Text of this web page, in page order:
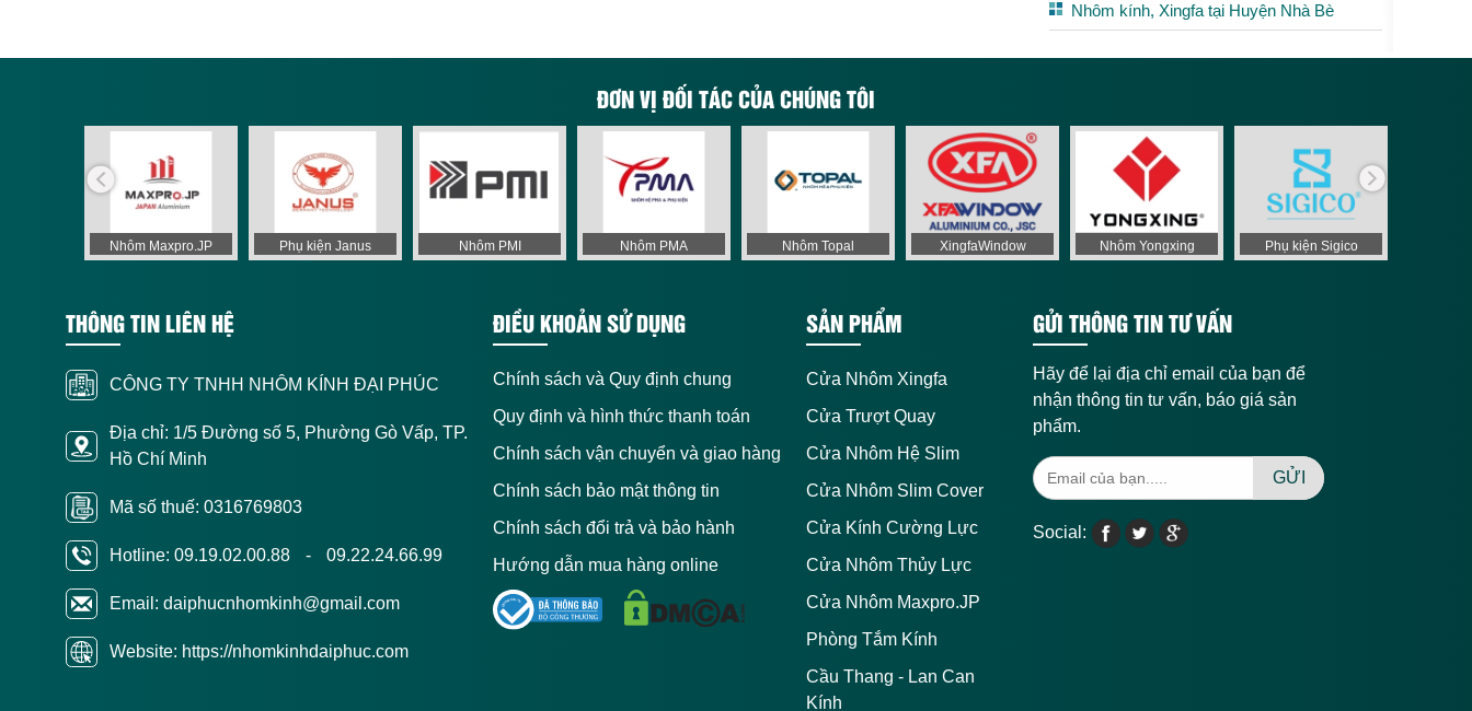
Nhôm kính, Xingfa tại Huyện Nhà Bè
ĐƠN VỊ ĐỐI TÁC CỦA CHÚNG TÔI
Nhôm Maxpro.JP Phụ kiện Janus Nhôm PMI Nhôm PMA Nhôm Topal XingfaWindow Nhôm Yongxing Phụ kiện Sigico
THÔNG TIN LIÊN HỆ
CÔNG TY TNHH NHÔM KÍNH ĐẠI PHÚC
Địa chỉ: 1/5 Đường số 5, Phường Gò Vấp, TP.
Hồ Chí Minh
Mã số thuế: 0316769803
Hotline: 09.19.02.00.88 - 09.22.24.66.99
Email: daiphucnhomkinh@gmail.com
Website: https://nhomkinhdaiphuc.com
ĐIỀU KHOẢN SỬ DỤNG
Chính sách và Quy định chung
Quy định và hình thức thanh toán
Chính sách vận chuyển và giao hàng
Chính sách bảo mật thông tin
Chính sách đổi trả và bảo hành
Hướng dẫn mua hàng online
SẢN PHẨM
Cửa Nhôm Xingfa
Cửa Trượt Quay
Cửa Nhôm Hệ Slim
Cửa Nhôm Slim Cover
Cửa Kính Cường Lực
Cửa Nhôm Thủy Lực
Cửa Nhôm Maxpro.JP
Phòng Tắm Kính
Cầu Thang - Lan Can
Kính
GỬI THÔNG TIN TƯ VẤN
Hãy để lại địa chỉ email của bạn để
nhận thông tin tư vấn, báo giá sản
phẩm.
GỬI
Social: